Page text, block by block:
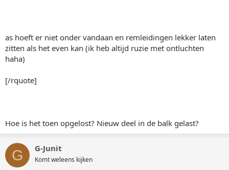
as hoeft er niet onder vandaan en remleidingen lekker laten
zitten als het even kan (ik heb altijd ruzie met ontluchten
haha)
[/rquote]
Hoe is het toen opgelost? Nieuw deel in de balk gelast?
G G-Junit
Komt weleens kijken